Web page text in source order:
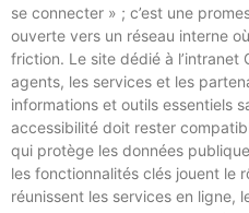
se connecter » ; c’est une
ouverte vers un réseau interne
friction. Le site dédié à l’intranet
agents, les services et les
informations et outils essentiels
accessibilité doit rester
qui protège les données
les fonctionnalités clés jouent le
réunissent les services en ligne,